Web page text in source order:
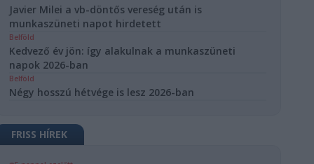
Javier Milei a vb-döntős vereség után is
munkaszüneti napot hirdetett
Belföld
Kedvező év jön: így alakulnak a munkaszüneti
napok 2026-ban
Belföld
Négy hosszú hétvége is lesz 2026-ban
FRISS HÍREK